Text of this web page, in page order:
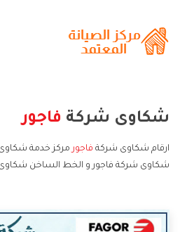
شكاوى شركة فاجور
ارقام شكاوى شركة فاجور مركز خدمة
شكاوى شركة فاجور و الخط الساخن